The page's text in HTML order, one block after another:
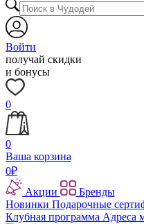
Войти
получай скидки
и бонусы
0
0
Ваша корзина
0₽
Акции
Бренды
Новинки Подарочные
Клубная программа Адреса